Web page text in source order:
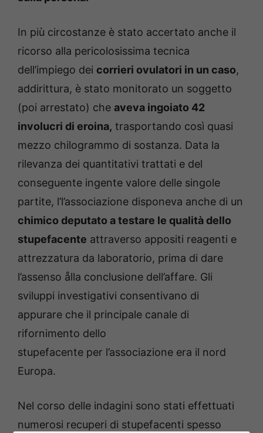
In più circostanze è stato accertato anche il
ricorso alla pericolosissima tecnica
dell’impiego dei corrieri ovulatori in un caso,
addirittura, è stato monitorato un soggetto
(poi arrestato) che aveva ingoiato 42
involucri di eroina, trasportando così quasi
mezzo chilogrammo di sostanza. Data la
rilevanza dei quantitativi trattati e del
conseguente ingente valore delle singole
partite, l’l’associazione disponeva anche di un
chimico deputato a testare le qualità dello
stupefacente attraverso appositi reagenti e
attrezzatura da laboratorio, prima di dare
l’assenso ålla conclusione dell’affare. Gli
sviluppi investigativi consentivano di
appurare che il principale canale di
rifornimento dello
stupefacente per l’associazione era il nord
Europa.
Nel corso delle indagini sono stati effettuati
numerosi recuperi di stupefacenti spesso